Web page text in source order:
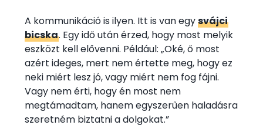
A kommunikáció is ilyen. Itt is van egysvájci
bicska. Egy idő után érzed, hogy most melyik
eszközt kell elővenni. Például: „Oké, ő most
azért ideges, mert nem értette meg, hogy ez
neki miért lesz jó, vagy miért nem fog fájni.
Vagy nem érti, hogy én most nem
megtámadtam, hanem egyszerűen haladásra
szeretném biztatni a dolgokat.”